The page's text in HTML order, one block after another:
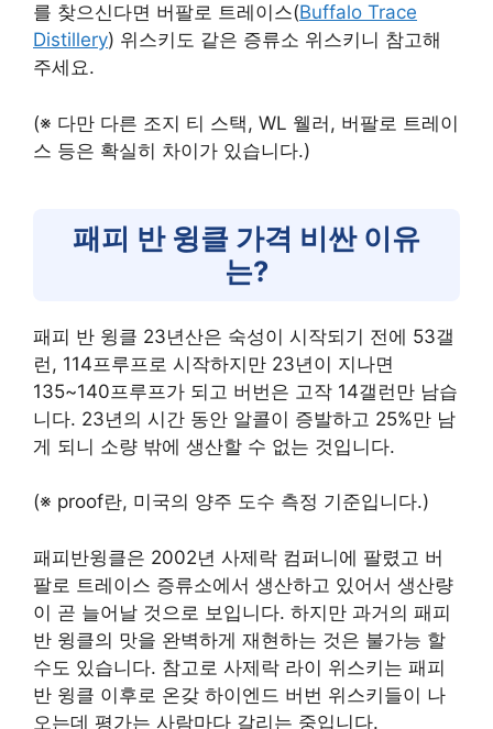
를 찾으신다면 버팔로 트레이스(Buffalo Trace
Distillery) 위스키도 같은 증류소 위스키니 참고해
주세요.
(※ 다만 다른 조지 티 스택, WL 웰러, 버팔로 트레이
스 등은 확실히 차이가 있습니다.)
패피 반 윙클 가격 비싼 이유
는?
패피 반 윙클 23년산은 숙성이 시작되기 전에 53갤
런, 114프루프로 시작하지만 23년이 지나면
135~140프루프가 되고 버번은 고작 14갤런만 남습
니다. 23년의 시간 동안 알콜이 증발하고 25%만 남
게 되니 소량 밖에 생산할 수 없는 것입니다.
(※ proof란, 미국의 양주 도수 측정 기준입니다.)
패피반윙클은 2002년 사제락 컴퍼니에 팔렸고 버
팔로 트레이스 증류소에서 생산하고 있어서 생산량
이 곧 늘어날 것으로 보입니다. 하지만 과거의 패피
반 윙클의 맛을 완벽하게 재현하는 것은 불가능 할
수도 있습니다. 참고로 사제락 라이 위스키는 패피
반 윙클 이후로 온갖 하이엔드 버번 위스키들이 나
오는데 평가는 사람마다 갈리는 중입니다.